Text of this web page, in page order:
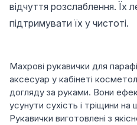
відчуття розслаблення. Їх
підтримувати їх у чистоті.
Махрові рукавички для
аксесуар у кабінеті
догляду за руками. Вони
усунути сухість і тріщини на
Рукавички виготовлені з